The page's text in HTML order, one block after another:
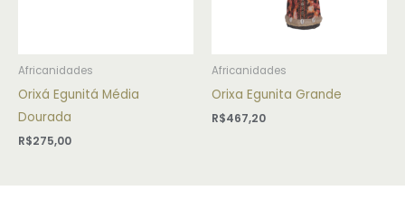
Africanidades
Orixá Egunitá Média
Dourada
R$275,00
Africanidades
Orixa Egunita Grande
R$467,20